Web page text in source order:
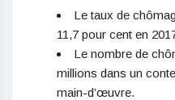
Le taux de
11,7 pour cent en
Le nombre de
millions dans un
main-d’œuvre.